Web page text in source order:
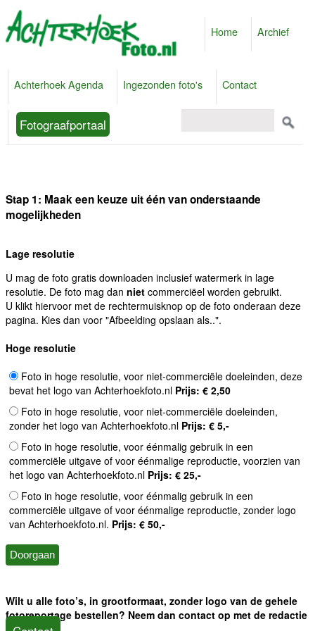
Home Archief
Achterhoek Agenda Ingezonden foto's Contact
Fotograafportaal
Stap 1: Maak een keuze uit één van onderstaande
mogelijkheden
Lage resolutie
U mag de foto gratis downloaden inclusief watermerk in lage
resolutie. De foto mag dan niet commerciëel worden gebruikt.
U klikt hiervoor met de rechtermuisknop op de foto onderaan deze
pagina. Kies dan voor "Afbeelding opslaan als..".
Hoge resolutie
Foto in hoge resolutie, voor niet-commerciële doeleinden, deze
bevat het logo van Achterhoekfoto.nl Prijs: € 2,50
Foto in hoge resolutie, voor niet-commerciële doeleinden,
zonder het logo van Achterhoekfoto.nl Prijs: € 5,-
Foto in hoge resolutie, voor éénmalig gebruik in een
commerciële uitgave of voor éénmalige reproductie, voorzien van
het logo van Achterhoekfoto.nl Prijs: € 25,-
Foto in hoge resolutie, voor éénmalig gebruik in een
commerciële uitgave of voor éénmalige reproductie, zonder logo
van Achterhoekfoto.nl. Prijs: € 50,-
Wilt u alle foto’s, in grootformaat, zonder logo van de gehele
fotoreportage bestellen? Neem dan contact op met de redactie